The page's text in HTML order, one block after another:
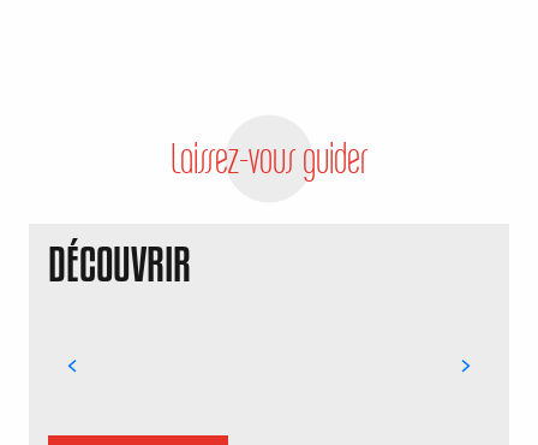
Laissez-vous guider
DÉCOUVRIR